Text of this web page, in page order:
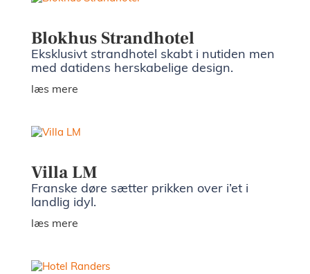
Blokhus Strandhotel
Eksklusivt strandhotel skabt i nutiden men
med datidens herskabelige design.
læs mere
Villa LM
Franske døre sætter prikken over i’et i
landlig idyl.
læs mere